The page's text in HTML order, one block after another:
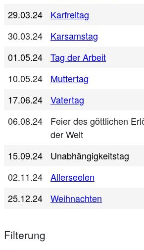
29.03.24
Karfreitag
30.03.24
Karsamstag
01.05.24
Tag der Arbeit
10.05.24
Muttertag
17.06.24
Vatertag
06.08.24
Feier des göttlichen
der Welt
15.09.24 Unabhängigkeitstag
02.11.24
Allerseelen
25.12.24
Weihnachten
Filterung